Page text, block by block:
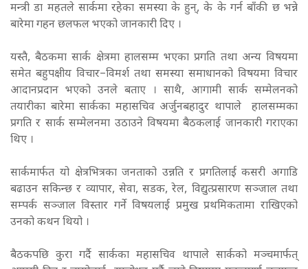
मन्त्री डा महतले सार्कमा रहेका समस्या के हुन्, के के गर्न बाँकी छ भन्ने
बारेमा गहन छलफल भएको जानकारी दिए ।
यस्तै, बैठकमा सार्क क्षेत्रमा हालसम्म भएका प्रगति तथा अन्य विषयमा
समेत बहुपक्षीय विचार–विमर्श तथा समस्या समाधानको विषयमा विचार
आदानप्रदान भएको उनले बताए । साथै, आगामी सार्क सम्मेलनको
तयारीका बारेमा सार्कका महासचिव अर्जुनबहादुर थापाले हालसम्मका
प्रगति र सार्क सम्मेलनमा उठाउने विषयमा बैठकलाई जानकारी गराएका
थिए ।
सार्कमार्फत यो क्षेत्रभित्रका जनताको उन्नति र प्रगतिलाई कसरी अगाडि
बढाउन सकिन्छ र व्यापार, सेवा, सडक, रेल, विद्युत्प्रसारण सञ्जाल तथा
सम्पर्क सञ्जाल विस्तार गर्ने विषयलाई प्रमुख प्रथमिकतामा राखिएको
उनको कथन थियो ।
बैठकपछि कुरा गर्दै सार्कका महासचिव थापाले सार्कको मञ्चमार्फत्